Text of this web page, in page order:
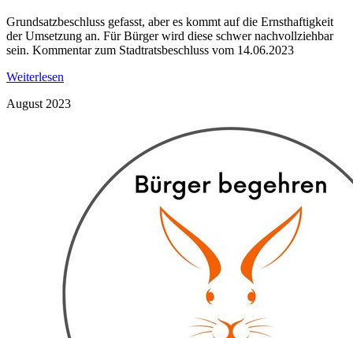
Grundsatzbeschluss gefasst, aber es kommt auf die Ernsthaftigkeit
der Umsetzung an. Für Bürger wird diese schwer nachvollziehbar
sein. Kommentar zum Stadtratsbeschluss vom 14.06.2023
Weiterlesen
August 2023